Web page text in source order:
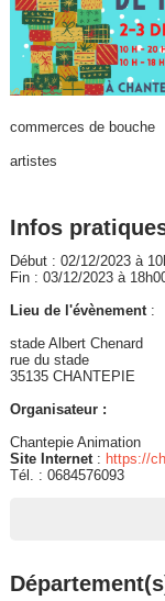
commerces de bouche
artistes
Infos
Début : 02/12/2023 à
Fin : 03/12/2023 à
Lieu de l'évènement:
stade Albert Chenard
rue du stade
35135 CHANTEPIE
Organisateur :
Chantepie Animation
Site Internet: https://
Tél. : 0684576093